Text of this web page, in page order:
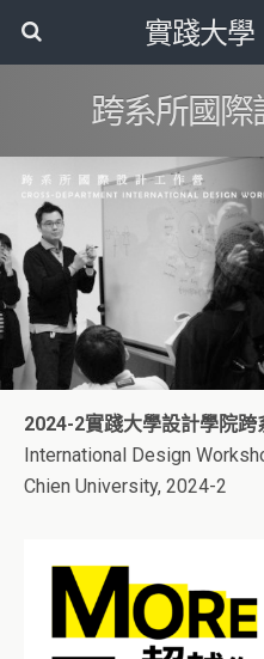
實踐大學
跨系所國
2024-2實踐大學設計學院
International Design
Chien University, 2024-2